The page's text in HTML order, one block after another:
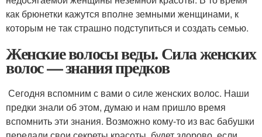
как брюнетки кажутся вполне земными женщинами, к
которым не так страшно подступиться и создать семью.
Женские волосы веды. Сила женских
волос — знания предков
Сегодня вспомним с вами о силе женских волос. Наши
предки знали об этом, думаю и нам пришло время
вспомнить эти знания. Возможно кому-то из вас бабушки